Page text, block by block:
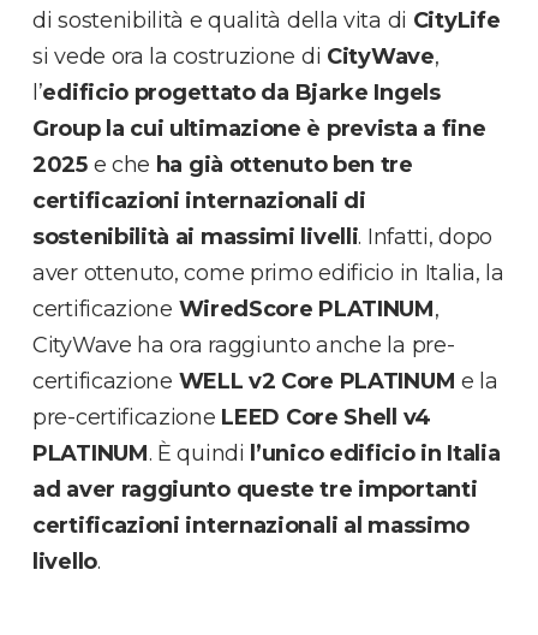
di sostenibilità e qualità della vita di CityLife
si vede ora la costruzione di CityWave,
l’edificio progettato da Bjarke Ingels
Group la cui ultimazione è prevista a fine
2025e che ha già ottenuto ben tre
certificazioni internazionali di
sostenibilità ai massimi livelli. Infatti, dopo
aver ottenuto, come primo edificio in Italia, la
certificazione WiredScore PLATINUM,
CityWave ha ora raggiunto anche la pre-
certificazione WELL v2 Core PLATINUM e la
pre-certificazione LEED Core Shell v4
PLATINUM. È quindi l’unico edificio in Italia
ad aver raggiunto queste tre importanti
certificazioni internazionali al massimo
livello.